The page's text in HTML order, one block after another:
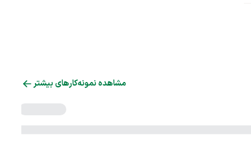
مشاهده نمونه‌کارهای بیشتر